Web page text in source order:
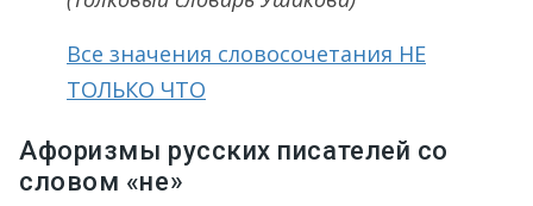
Все значения словосочетания НЕ
ТОЛЬКО ЧТО
Афоризмы русских писателей со
словом «не»